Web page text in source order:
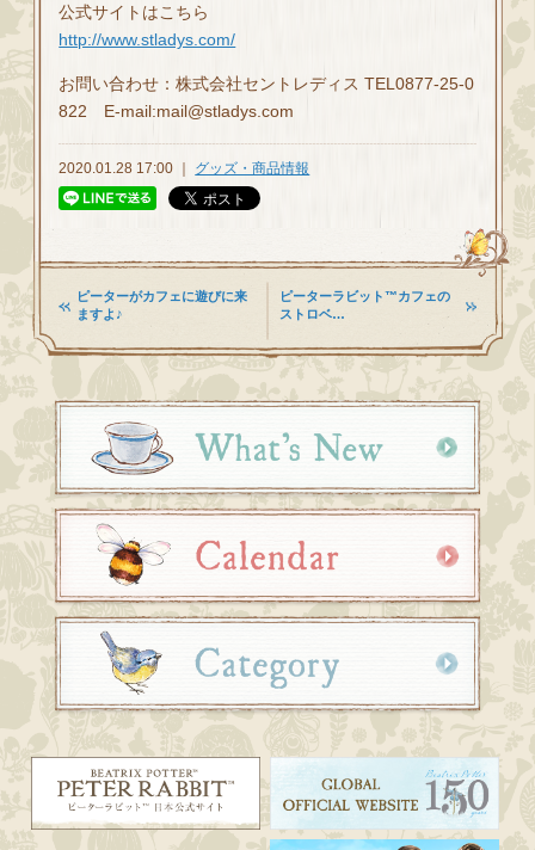
公式サイトはこちら
http://www.stladys.com/
お問い合わせ：株式会社セントレディス TEL0877-25-0
822 E-mail:mail@stladys.com
2020.01.28 17:00 ｜ グッズ・商品情報
ピーターがカフェに遊びに来
ますよ♪
ピーターラビット™カフェの
ストロベ…